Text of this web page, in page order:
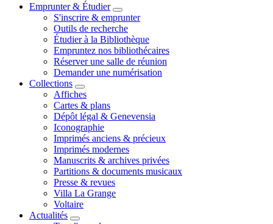
Emprunter & Étudier
S'inscrire & emprunter
Outils de recherche
Étudier à la Bibliothèque
Empruntez nos bibliothécaires
Réserver une salle de réunion
Demander une numérisation
Collections
Affiches
Cartes & plans
Dépôt légal & Genevensia
Iconographie
Imprimés anciens & précieux
Imprimés modernes
Manuscrits & archives privées
Partitions & documents musicaux
Presse & revues
Villa La Grange
Voltaire
Actualités